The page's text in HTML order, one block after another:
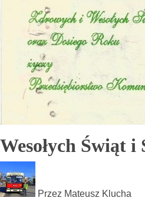
Wesołych Świąt i
Przez Mateusz Klucha